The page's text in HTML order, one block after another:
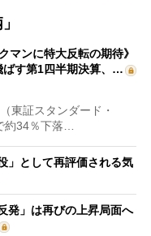
マンに特大反転の期待》
ばす第1四半期決算、…
東証スタンダード・
約34％下落…
」として再評価される気
発」は再びの上昇局面へ